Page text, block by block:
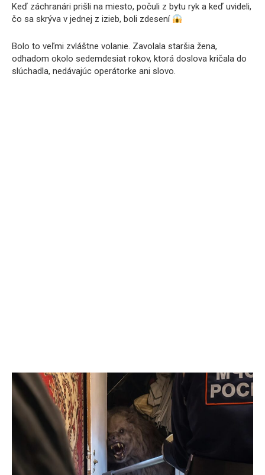
Keď záchranári prišli na miesto, počuli z bytu ryk a keď uvideli,
čo sa skrýva v jednej z izieb, boli zdesení
Bolo to veľmi zvláštne volanie. Zavolala staršia žena,
odhadom okolo sedemdesiat rokov, ktorá doslova kričala do
slúchadla, nedávajúc operátorke ani slovo.